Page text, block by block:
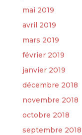
mai 2019
avril 2019
mars 2019
février 2019
janvier 2019
décembre 2018
novembre 2018
octobre 2018
septembre 2018